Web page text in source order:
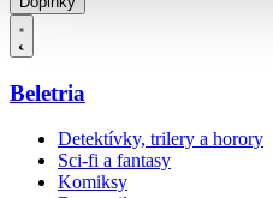
Beletria
Detektívky, trilery a horory
Sci-fi a fantasy
Komiksy